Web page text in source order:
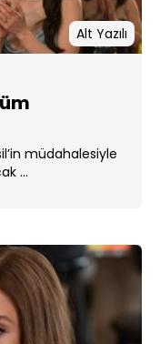
Alt Yazılı
müdahalesiyle
...